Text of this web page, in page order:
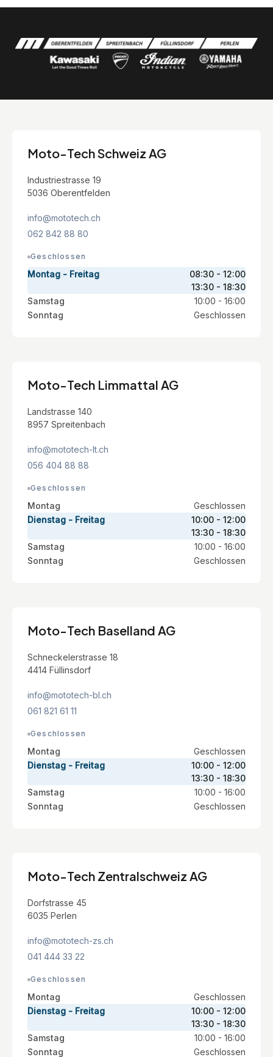
Moto-Tech Schweiz AG
Industriestrasse 19
5036 Oberentfelden
info@mototech.ch
062 842 88 80
Geschlossen
Montag - Freitag
08:30 - 12:00
13:30 - 18:30
Samstag
10:00 - 16:00
Sonntag
Geschlossen
Moto-Tech Limmattal AG
Landstrasse 140
8957 Spreitenbach
info@mototech-lt.ch
056 404 88 88
Geschlossen
Montag
Geschlossen
Dienstag - Freitag
10:00 - 12:00
13:30 - 18:30
Samstag
10:00 - 16:00
Sonntag
Geschlossen
Moto-Tech Baselland AG
Schneckelerstrasse 18
4414 Füllinsdorf
info@mototech-bl.ch
061 821 61 11
Geschlossen
Montag
Geschlossen
Dienstag - Freitag
10:00 - 12:00
13:30 - 18:30
Samstag
10:00 - 16:00
Sonntag
Geschlossen
Moto-Tech Zentralschweiz AG
Dorfstrasse 45
6035 Perlen
info@mototech-zs.ch
041 444 33 22
Geschlossen
Montag
Geschlossen
Dienstag - Freitag
10:00 - 12:00
13:30 - 18:30
Samstag
10:00 - 16:00
Sonntag
Geschlossen